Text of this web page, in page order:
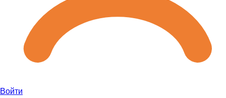
Войти